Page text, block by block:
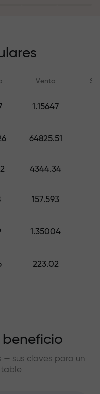
y
está
su
Venta
1.15647
64825.51
4344.34
157.593
1.35004
223.02
— sus claves para un